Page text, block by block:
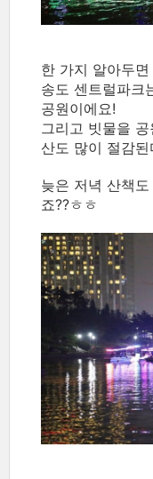
한 가지 알아두
송도 센트럴파크
공원이에요!
그리고 빗물을
산도 많이 절감
늦은 저녁 산책
죠??ㅎㅎ